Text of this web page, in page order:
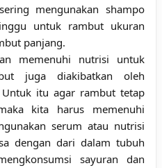
mengunakan shampo
untuk rambut ukuran
panjang.
memenuhi nutrisi untuk
juga diakibatkan oleh
itu agar rambut tetap
kita harus memenuhi
serum atau nutrisi
dengan dari dalam tubuh
sayuran dan